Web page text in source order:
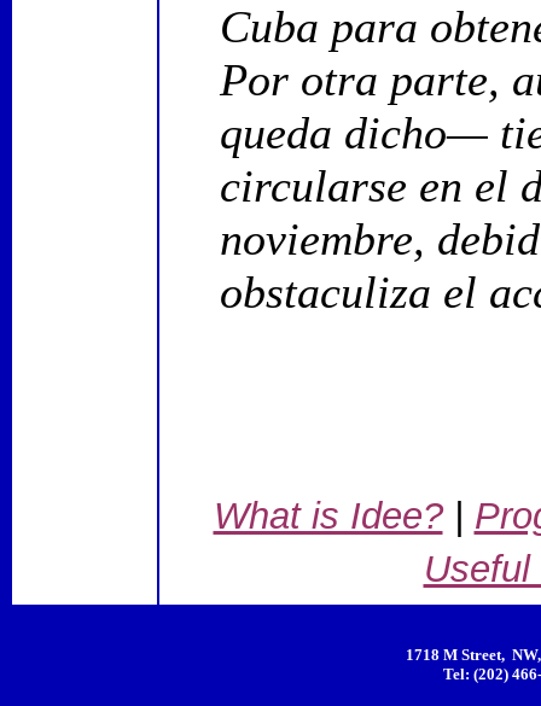
Cuba para
Por otra parte,
queda dicho—
circularse en el
noviembre,
obstaculiza el
What is Idee?|
1718 M Street,
Tel: (202)